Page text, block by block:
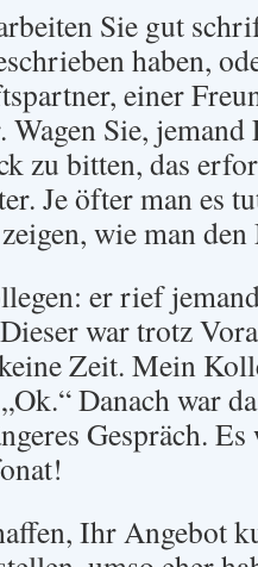
Sie gut
haben,
einer
Sie, jemand
zu bitten, das
Je öfter man es
wie man
er rief
war trotz
Zeit. Mein
Danach war
Gespräch.
Ihr Angebot